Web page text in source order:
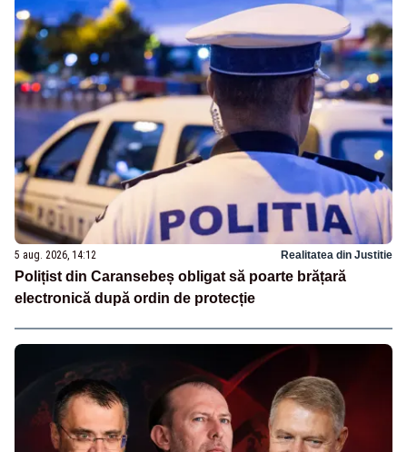
5 aug. 2026, 14:12 Realitatea din Justitie
Polițist din Caransebeș obligat să poarte brățară
electronică după ordin de protecție